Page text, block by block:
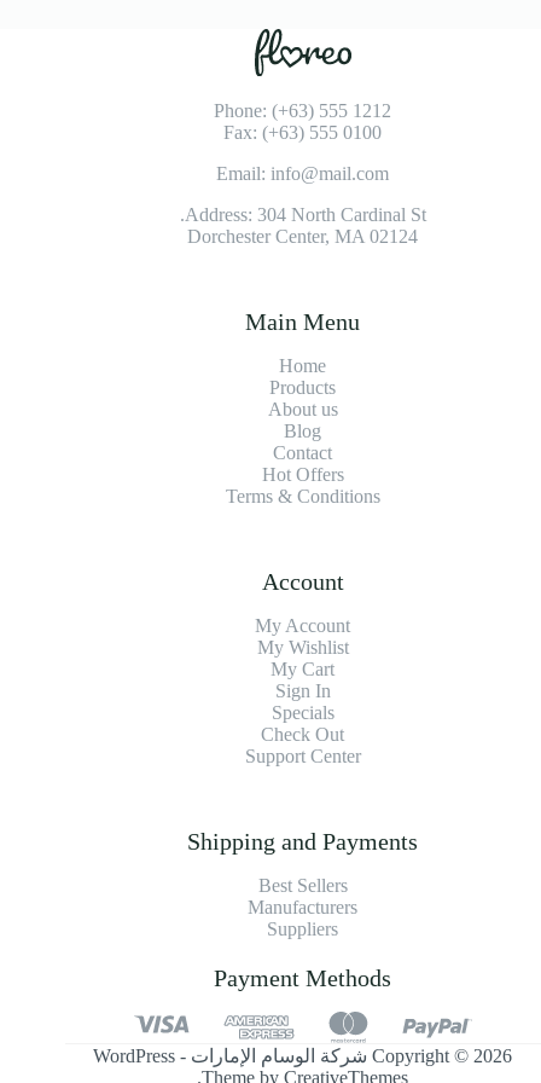
Phone: (+63) 555 1212
Fax: (+63) 555 0100
Email: info@mail.com
Address: 304 North Cardinal St.
Dorchester Center, MA 02124
Main Menu
Home
Products
About us
Blog
Contact
Hot Offers
Terms & Conditions
Account
My Account
My Wishlist
My Cart
Sign In
Specials
Check Out
Support Center
Shipping and Payments
Best Sellers
Manufacturers
Suppliers
Payment Methods
Copyright © 2026 شركة الوسام الإمارات - WordPress
Theme byCreativeThemes
.